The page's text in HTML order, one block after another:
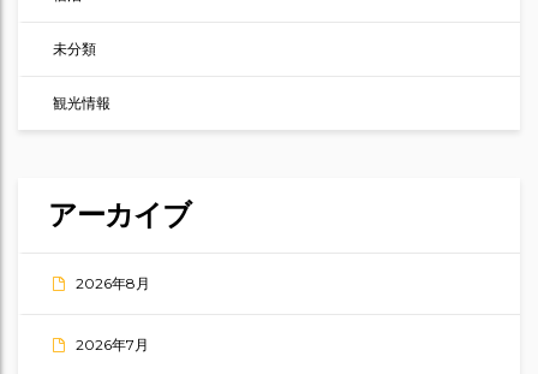
未分類
観光情報
アーカイブ
2026年8月
2026年7月